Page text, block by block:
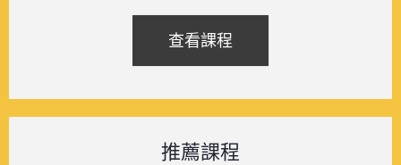
查看課程
推薦課程